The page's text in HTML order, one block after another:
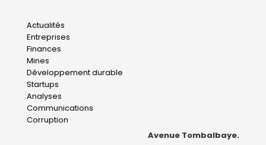
Main
navigation
Actualités
Entreprises
Finances
Mines
Développement durable
Startups
Analyses
Communications
Corruption
Avenue Tombalbaye.